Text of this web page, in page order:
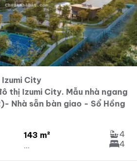
Izumi City
thị Izumi City. Mẫu nhà ngang
Nhà sẵn bàn giao - Sổ Hồng
143 m²
...
4
4